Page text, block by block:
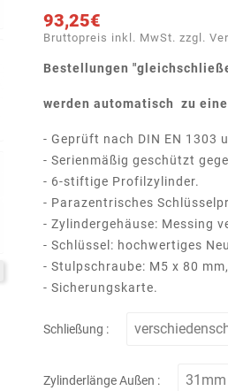
93,25€
Bruttopreis inkl. MwSt. zzgl.
Bestellungen
werden automatisch zu
- Geprüft nach DIN EN 1303
- Serienmäßig geschützt
- 6-stiftige Profilzylinder.
- Parazentrisches
- Zylindergehäuse: Messing
- Schlüssel: hochwertiges
- Stulpschraube: M5 x 80
- Sicherungskarte.
Schließung :
Zylinderlänge Außen :